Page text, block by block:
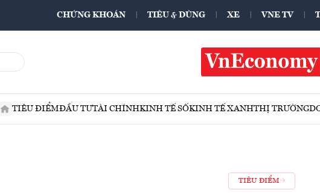
CHỨNG KHOÁN TIÊU & DÙNG XE VNE TV
TIÊU ĐIỂMĐẦU TƯTÀI CHÍNHKINH TẾ SỐKINH TẾ XANHTHỊ TRƯỜNG
TIÊU ĐIỂM